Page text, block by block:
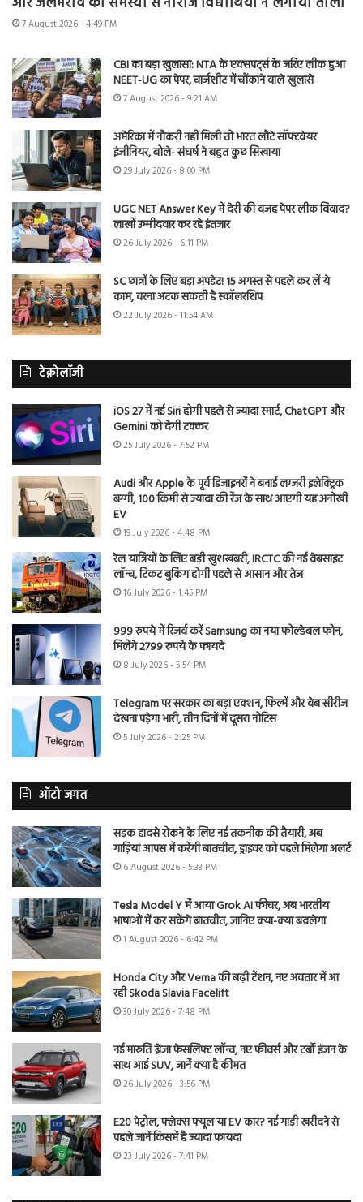
7 August 2026 - 4:49 PM
CBI का बड़ा खुलासा: NTA के एक्सपर्ट्स के जरिए लीक हुआ
NEET-UG का पेपर, चार्जशीट में चौंकाने वाले खुलासे
7 August 2026 - 9:21 AM
अमेरिका में नौकरी नहीं मिली तो भारत लौटे सॉफ्टवेयर
इंजीनियर, बोले- संघर्ष ने बहुत कुछ सिखाया
29 July 2026 - 8:00 PM
UGC NET Answer Key में देरी की वजह पेपर लीक विवाद?
लाखों उम्मीदवार कर रहे इंतजार
26 July 2026 - 6:11 PM
SC छात्रों के लिए बड़ा अपडेट! 15 अगस्त से पहले कर लें ये
काम, वरना अटक सकती है स्कॉलरशिप
22 July 2026 - 11:54 AM
टेक्नोलॉजी
iOS 27 में नई Siri होगी पहले से ज्यादा स्मार्ट, ChatGPT और
Gemini को देगी टक्कर
25 July 2026 - 7:52 PM
Audi और Apple के पूर्व डिजाइनरों ने बनाई लग्जरी इलेक्ट्रिक
बग्गी, 100 किमी से ज्यादा की रेंज के साथ आएगी यह अनोखी
EV
19 July 2026 - 4:48 PM
रेल यात्रियों के लिए बड़ी खुशखबरी, IRCTC की नई वेबसाइट
लॉन्च, टिकट बुकिंग होगी पहले से आसान और तेज
16 July 2026 - 1:45 PM
999 रुपये में रिजर्व करें Samsung का नया फोल्डेबल फोन,
मिलेंगे 2799 रुपये के फायदे
8 July 2026 - 5:54 PM
Telegram पर सरकार का बड़ा एक्शन, फिल्में और वेब सीरीज
देखना पड़ेगा भारी, तीन दिनों में दूसरा नोटिस
5 July 2026 - 2:25 PM
ऑटो जगत
सड़क हादसे रोकने के लिए नई तकनीक की तैयारी, अब
गाड़ियां आपस में करेंगी बातचीत, ड्राइवर को पहले मिलेगा अलर्ट
6 August 2026 - 5:33 PM
Tesla Model Y में आया Grok AI फीचर, अब भारतीय
भाषाओं में कर सकेंगे बातचीत, जानिए क्या-क्या बदलेगा
1 August 2026 - 6:42 PM
Honda City और Verna की बढ़ी टेंशन, नए अवतार में आ
रही Skoda Slavia Facelift
30 July 2026 - 7:48 PM
नई मारुति ब्रेजा फेसलिफ्ट लॉन्च, नए फीचर्स और टर्बो इंजन के
साथ आई SUV, जानें क्या है कीमत
26 July 2026 - 3:56 PM
E20 पेट्रोल, फ्लेक्स फ्यूल या EV कार? नई गाड़ी खरीदने से
पहले जानें किसमें है ज्यादा फायदा
23 July 2026 - 7:41 PM